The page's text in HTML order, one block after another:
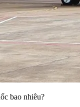
bao nhiêu?